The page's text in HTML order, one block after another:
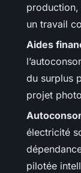
production,
un travail
Aides
du surplus
projet
électricité
pilotée